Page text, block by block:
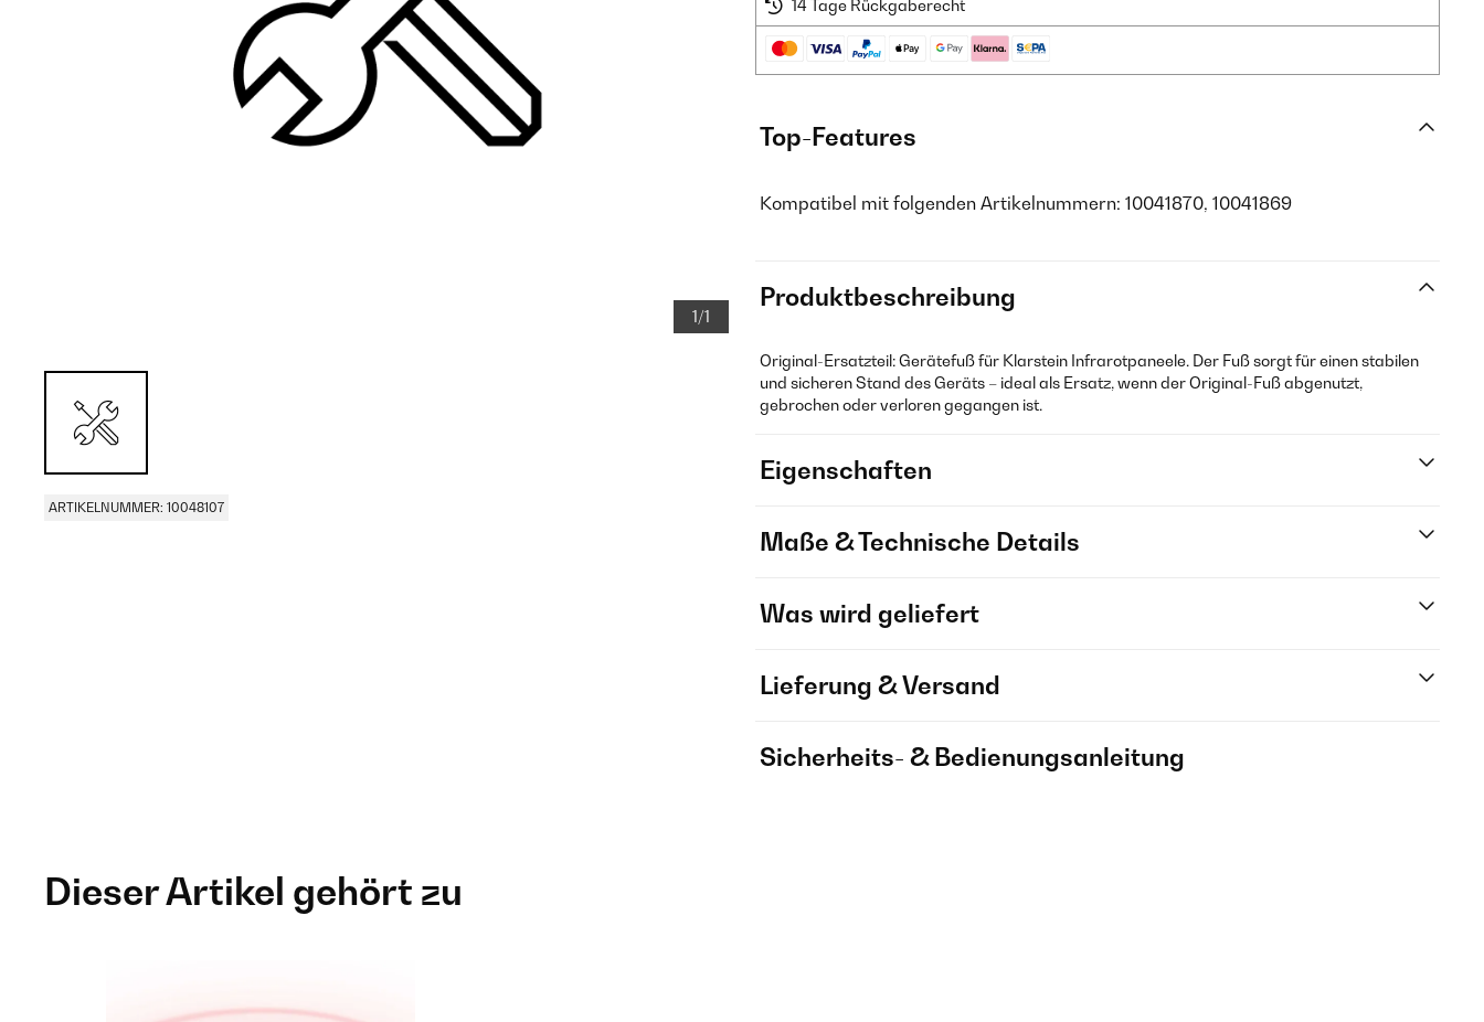
1/1
ARTIKELNUMMER: 10048107
14 Tage Rückgaberecht
Top-Features
Kompatibel mit folgenden Artikelnummern: 10041870, 10041869
Produktbeschreibung
Original-Ersatzteil: Gerätefuß für Klarstein Infrarotpaneele. Der Fuß sorgt für einen stabilen
und sicheren Stand des Geräts – ideal als Ersatz, wenn der Original-Fuß abgenutzt,
gebrochen oder verloren gegangen ist.
Eigenschaften
Maße & Technische Details
Was wird geliefert
Lieferung & Versand
Sicherheits- & Bedienungsanleitung
Dieser Artikel gehört zu